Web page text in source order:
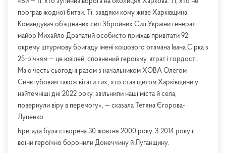
програв жодної битви. Ті, завдяки кому живе Харківщина.
Командувач об’єднаних сил Збройних Сил України генерал-
майор Михайло Драпатий особисто приїхав привітати 92
окрему штурмову бригаду імені кошового отамана Івана Сірка з
25-річчям — це ювілей, сповнений героїзму, втрат і гордості.
Маю честь сьогодні разом з начальником ХОВА Олегом
Синєгубовим також вітати тих, хто став щитом Харківщини у
найтемніші дні 2022 року, звільнили наші міста й села,
повернули віру в перемогу», — сказала Тетяна Єгорова-
Луценко.
Бригада була створена 30 жовтня 2000 року. З 2014 року її
воїни героїчно боронили Донеччину й Луганщину.